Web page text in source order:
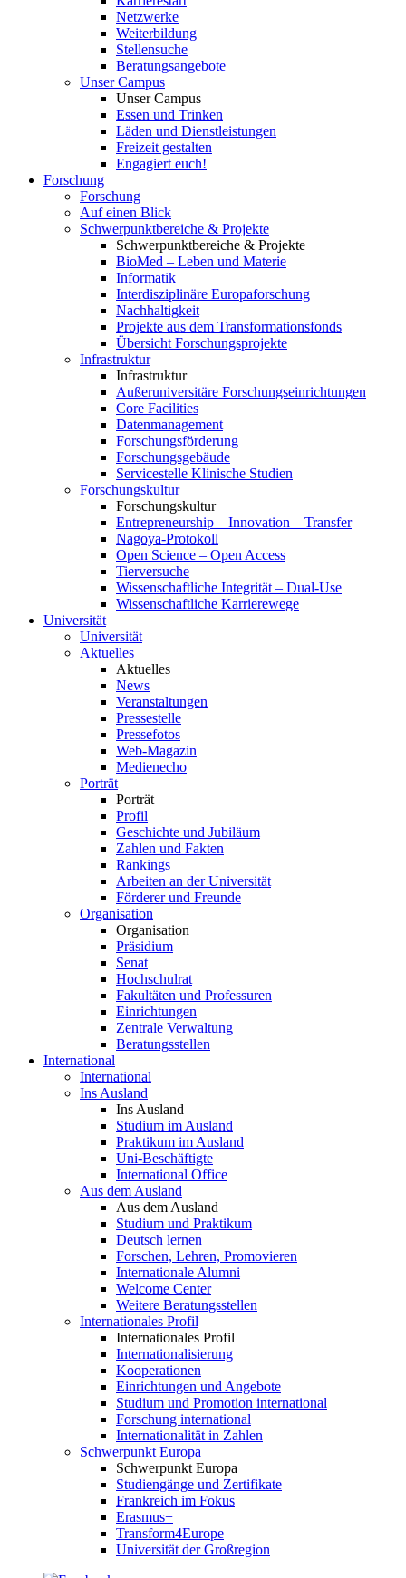
Netzwerke
Weiterbildung
Stellensuche
Beratungsangebote
Unser Campus
Unser Campus
Essen und Trinken
Läden und Dienstleistungen
Freizeit gestalten
Engagiert euch!
Forschung
Forschung
Auf einen Blick
Schwerpunktbereiche & Projekte
Schwerpunktbereiche & Projekte
BioMed – Leben und Materie
Informatik
Interdisziplinäre Europaforschung
Nachhaltigkeit
Projekte aus dem Transformationsfonds
Übersicht Forschungsprojekte
Infrastruktur
Infrastruktur
Außeruniversitäre Forschungseinrichtungen
Core Facilities
Datenmanagement
Forschungsförderung
Forschungsgebäude
Servicestelle Klinische Studien
Forschungskultur
Forschungskultur
Entrepreneurship – Innovation – Transfer
Nagoya-Protokoll
Open Science – Open Access
Tierversuche
Wissenschaftliche Integrität – Dual-Use
Wissenschaftliche Karrierewege
Universität
Universität
Aktuelles
Aktuelles
News
Veranstaltungen
Pressestelle
Pressefotos
Web-Magazin
Medienecho
Porträt
Porträt
Profil
Geschichte und Jubiläum
Zahlen und Fakten
Rankings
Arbeiten an der Universität
Förderer und Freunde
Organisation
Organisation
Präsidium
Senat
Hochschulrat
Fakultäten und Professuren
Einrichtungen
Zentrale Verwaltung
Beratungsstellen
International
International
Ins Ausland
Ins Ausland
Studium im Ausland
Praktikum im Ausland
Uni-Beschäftigte
International Office
Aus dem Ausland
Aus dem Ausland
Studium und Praktikum
Deutsch lernen
Forschen, Lehren, Promovieren
Internationale Alumni
Welcome Center
Weitere Beratungsstellen
Internationales Profil
Internationales Profil
Internationalisierung
Kooperationen
Einrichtungen und Angebote
Studium und Promotion international
Forschung international
Internationalität in Zahlen
Schwerpunkt Europa
Schwerpunkt Europa
Studiengänge und Zertifikate
Frankreich im Fokus
Erasmus+
Transform4Europe
Universität der Großregion